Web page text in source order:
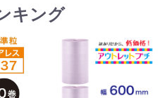
キング